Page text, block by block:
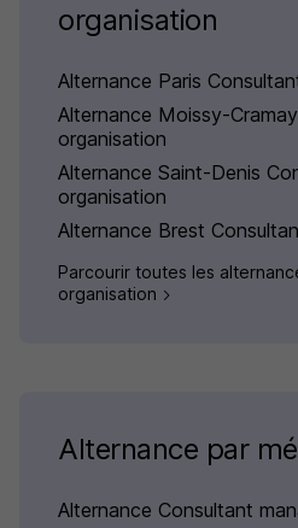
organisation
Alternance Paris
Alternance Moissy-
organisation
Alternance Saint-Denis
organisation
Alternance Brest
Parcourir toutes les
organisation
Alternance par
Alternance Consultant